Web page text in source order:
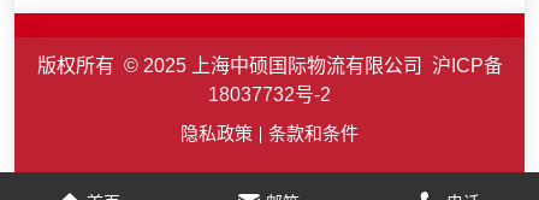
版权所有 © 2025 上海中硕国际物流有限公司 沪ICP备
18037732号-2
隐私政策 条款和条件